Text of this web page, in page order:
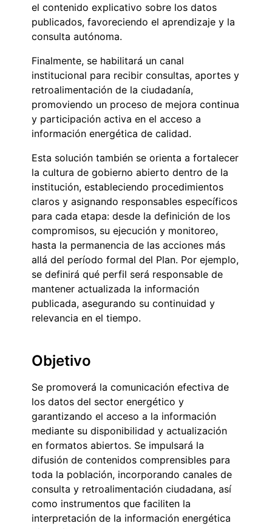
el contenido explicativo sobre los datos
publicados, favoreciendo el aprendizaje y la
consulta autónoma.
Finalmente, se habilitará un canal
institucional para recibir consultas, aportes y
retroalimentación de la ciudadanía,
promoviendo un proceso de mejora continua
y participación activa en el acceso a
información energética de calidad.
Esta solución también se orienta a fortalecer
la cultura de gobierno abierto dentro de la
institución, estableciendo procedimientos
claros y asignando responsables específicos
para cada etapa: desde la definición de los
compromisos, su ejecución y monitoreo,
hasta la permanencia de las acciones más
allá del período formal del Plan. Por ejemplo,
se definirá qué perfil será responsable de
mantener actualizada la información
publicada, asegurando su continuidad y
relevancia en el tiempo.
Objetivo
Se promoverá la comunicación efectiva de
los datos del sector energético y
garantizando el acceso a la información
mediante su disponibilidad y actualización
en formatos abiertos. Se impulsará la
difusión de contenidos comprensibles para
toda la población, incorporando canales de
consulta y retroalimentación ciudadana, así
como instrumentos que faciliten la
interpretación de la información energética